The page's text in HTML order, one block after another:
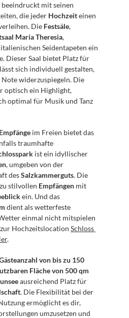
beeindruckt mit seinen
die jeder Hochzeit einen
Die Festsäle,
Maria Theresia,
Seidentapeten ein
Dieser Saal bietet Platz für
sich individuell gestalten,
optisch ein Highlight,
optimal für Musik und Tanz
Empfänge
traumhafte
ist ein idyllischer
, umgeben von der
des Salzkammerguts
stilvollen Empfängen mit
ein. Und das
dient als wetterfeste
einmal nicht mitspielen
Hochzeitslocation Schloss
.
von bis zu 150
Fläche von 500 qm
ausreichend Platz für
. Die Flexibilität bei der
ermöglicht es dir,
umzusetzen und